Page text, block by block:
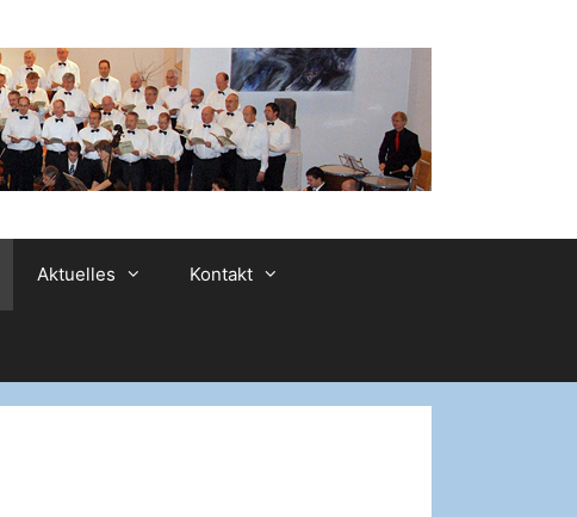
Aktuelles Kontakt